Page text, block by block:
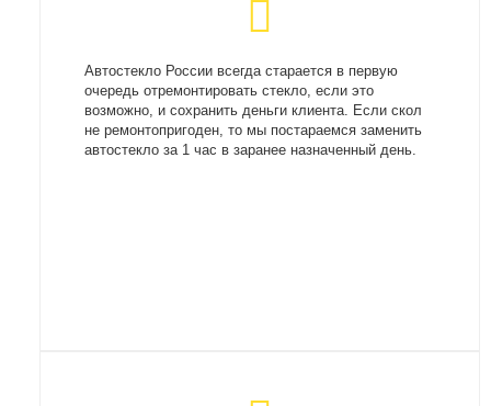
Автостекло России всегда старается в первую
очередь отремонтировать стекло, если это
возможно, и сохранить деньги клиента. Если скол
не ремонтопригоден, то мы постараемся заменить
автостекло за 1 час в заранее назначенный день.